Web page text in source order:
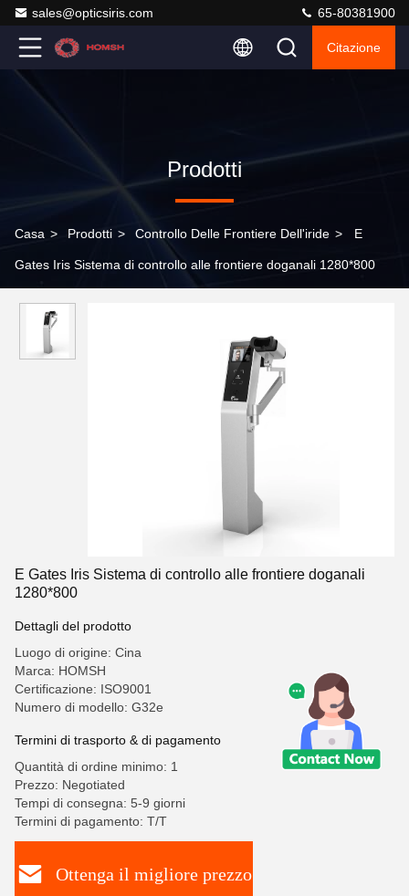
sales@opticsiris.com 65-80381900
Citazione
Prodotti
Casa > Prodotti > Controllo Delle Frontiere Dell'iride > E
Gates Iris Sistema di controllo alle frontiere doganali 1280*800
E Gates Iris Sistema di controllo alle frontiere doganali
1280*800
Dettagli del prodotto
Luogo di origine: Cina
Marca: HOMSH
Certificazione: ISO9001
Numero di modello: G32e
Termini di trasporto & di pagamento
Quantità di ordine minimo: 1
Prezzo: Negotiated
Tempi di consegna: 5-9 giorni
Termini di pagamento: T/T
Ottenga il migliore prezzo